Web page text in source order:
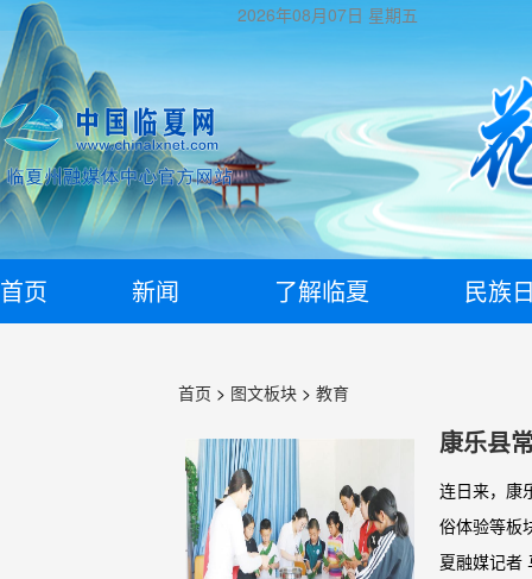
2026年08月07日 星期五
首页 新闻 了解临夏 民族
首页 > 图文板块 > 教育
康乐县
连日来，康
俗体验等板
夏融媒记